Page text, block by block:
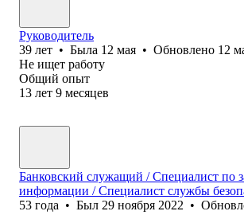
Руководитель
39 лет • Была 12 мая • Обновлено 12
Не ищет работу
Общий опыт
13 лет 9 месяцев
Банковский служащий / Специалист по
информации / Специалист службы
53 года • Был 29 ноября 2022 •